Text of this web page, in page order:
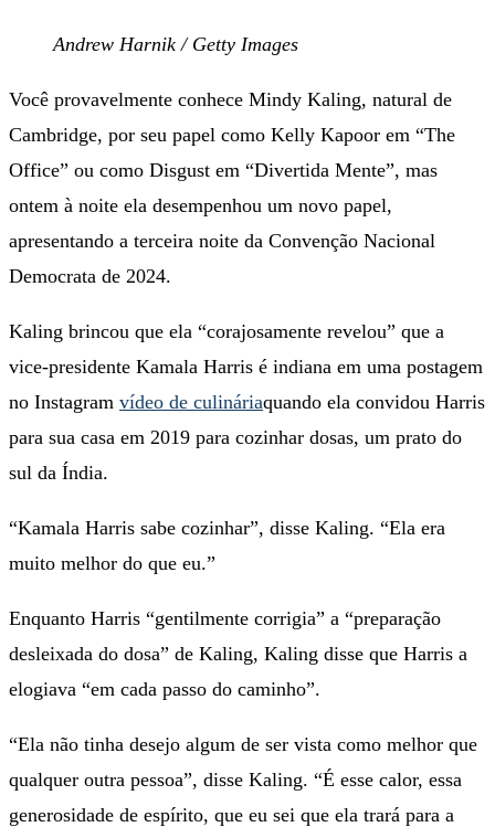
Andrew Harnik / Getty Images
Você provavelmente conhece Mindy Kaling, natural de
Cambridge, por seu papel como Kelly Kapoor em “The
Office” ou como Disgust em “Divertida Mente”, mas
ontem à noite ela desempenhou um novo papel,
apresentando a terceira noite da Convenção Nacional
Democrata de 2024.
Kaling brincou que ela “corajosamente revelou” que a
vice-presidente Kamala Harris é indiana em uma postagem
no Instagram vídeo de culináriaquando ela convidou Harris
para sua casa em 2019 para cozinhar dosas, um prato do
sul da Índia.
“Kamala Harris sabe cozinhar”, disse Kaling. “Ela era
muito melhor do que eu.”
Enquanto Harris “gentilmente corrigia” a “preparação
desleixada do dosa” de Kaling, Kaling disse que Harris a
elogiava “em cada passo do caminho”.
“Ela não tinha desejo algum de ser vista como melhor que
qualquer outra pessoa”, disse Kaling. “É esse calor, essa
generosidade de espírito, que eu sei que ela trará para a